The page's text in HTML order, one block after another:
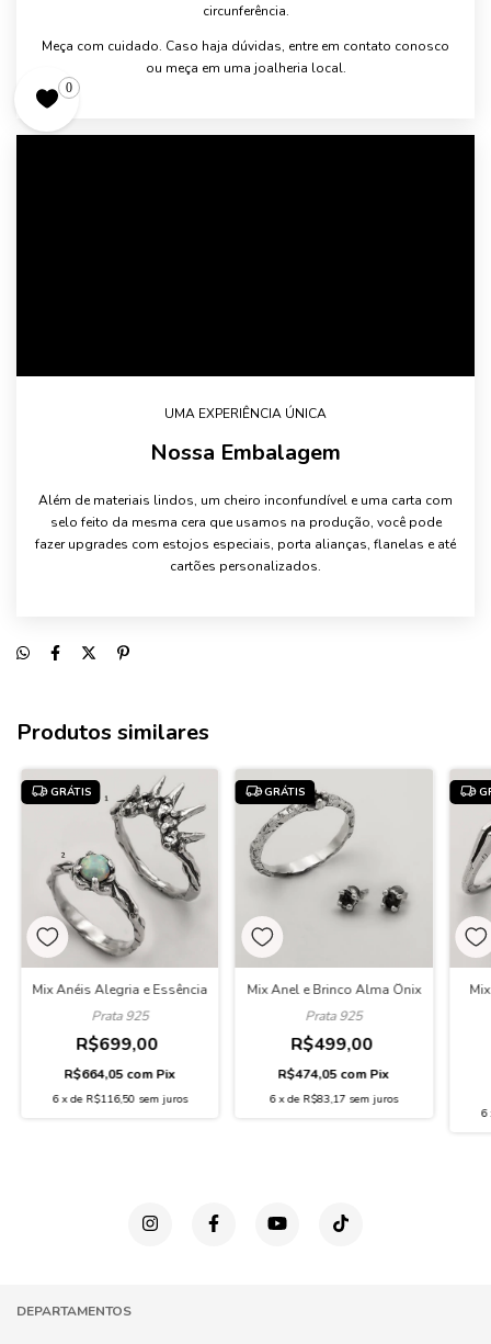
circunferência.
Meça com cuidado. Caso haja dúvidas, entre em contato conosco
ou meça em uma joalheria local.
UMA EXPERIÊNCIA ÚNICA
Nossa Embalagem
Além de materiais lindos, um cheiro inconfundível e uma carta com
selo feito da mesma cera que usamos na produção, você pode
fazer upgrades com estojos especiais, porta alianças, flanelas e até
cartões personalizados.
Produtos similares
GRÁTIS
Mix Anéis Alegria e Essência
Prata 925
R$699,00
R$664,05com Pix
6 xde R$116,50 sem juros
GRÁTIS
Mix Anel e Brinco Alma Ônix
Prata 925
R$499,00
R$474,05com Pix
6 xde R$83,17 sem juros
6
DEPARTAMENTOS
0